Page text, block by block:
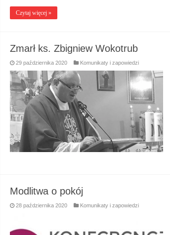
Czytaj więcej »
Zmarł ks. Zbigniew Wokotrub
29 października 2020 Komunikaty i zapowiedzi
Modlitwa o pokój
28 października 2020 Komunikaty i zapowiedzi